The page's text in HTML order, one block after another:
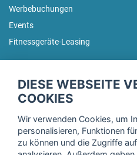
Werbebuchungen
Events
Fitnessgeräte-Leasing
Trage dich hier für unseren
DIESE WEBSEITE
COOKIES
Wir verwenden Cookies, um
personalisieren, Funktionen
zu können und die Zugriffe